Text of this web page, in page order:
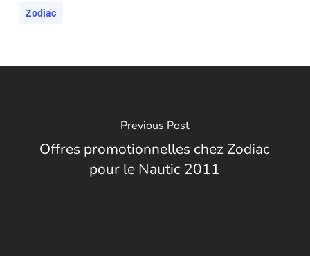
Zodiac
Previous Post
Offres promotionnelles chez Zodiac
pour le Nautic 2011